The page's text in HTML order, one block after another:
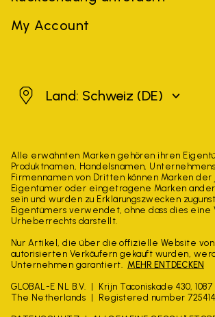
My Account
SchweizLand: Schweiz (DE)
Alle erwähnten Marken gehören ihren
Produktnamen, Handelsnamen,
Firmennamen von Dritten können Marken
Eigentümer oder eingetragene Marken
sein und wurden zu Erklärungszwecken
Eigentümers verwendet, ohne dass dies eine
Urheberrechts darstellt.
Nur Artikel, die über die offizielle Website von
autorisierten Verkäufern gekauft wurden,
Unternehmen garantiert. MEHR ENTDECKEN
GLOBAL-E NL B.V.
Krijn Taconiskade 430,
The Netherlands
Registered number